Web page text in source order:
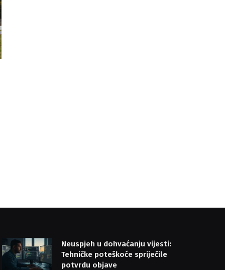
Neuspjeh u dohvaćanju vijesti:
Tehničke poteškoće spriječile
potvrdu objave